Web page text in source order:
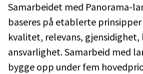
Samarbeidet med Panorama-
baseres på etablerte
kvalitet, relevans,
ansvarlighet. Samarbeid med
bygge opp under fem